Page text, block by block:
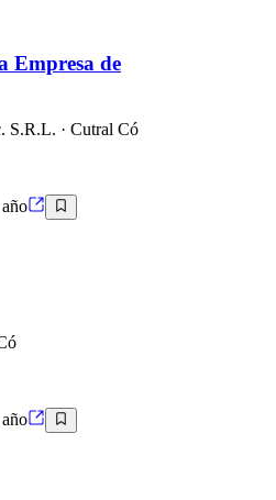
Empresa de
S.R.L. · Cutral Có